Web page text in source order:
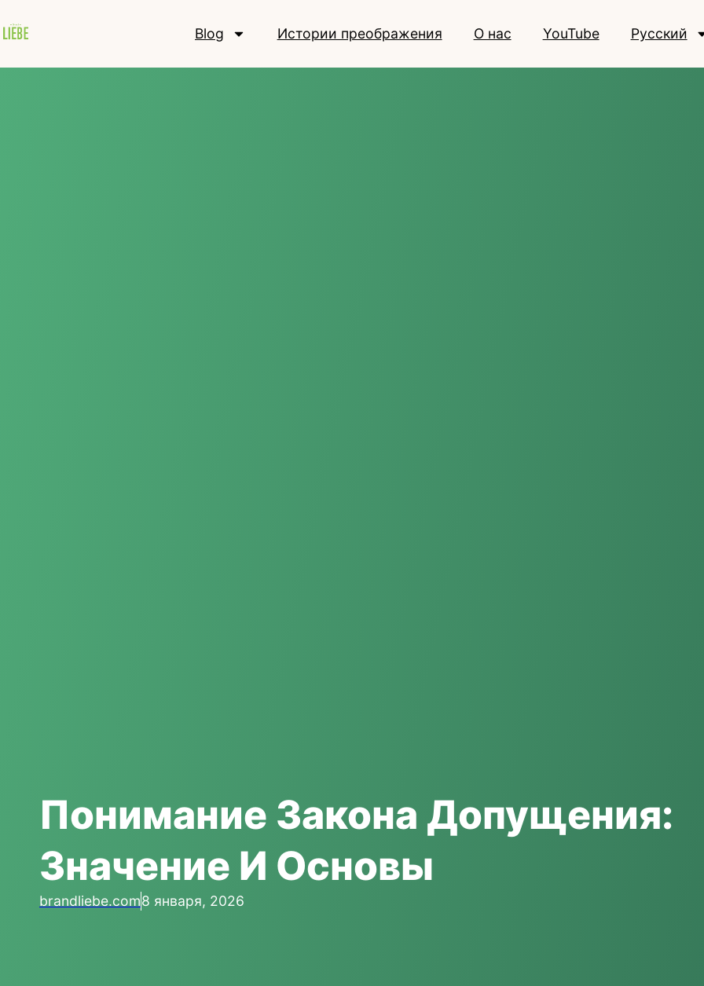
Blog Истории преображения О нас YouTube Русский
Понимание Закона Допущения:
Значение И Основы
brandliebe.com8 января, 2026